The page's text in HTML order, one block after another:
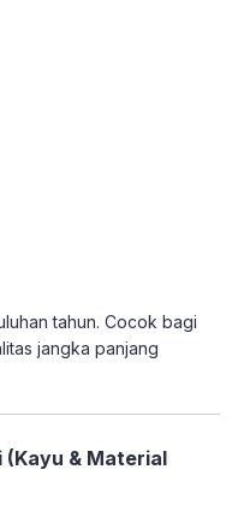
tahun. Cocok bagi
jangka panjang
(Kayu & Material